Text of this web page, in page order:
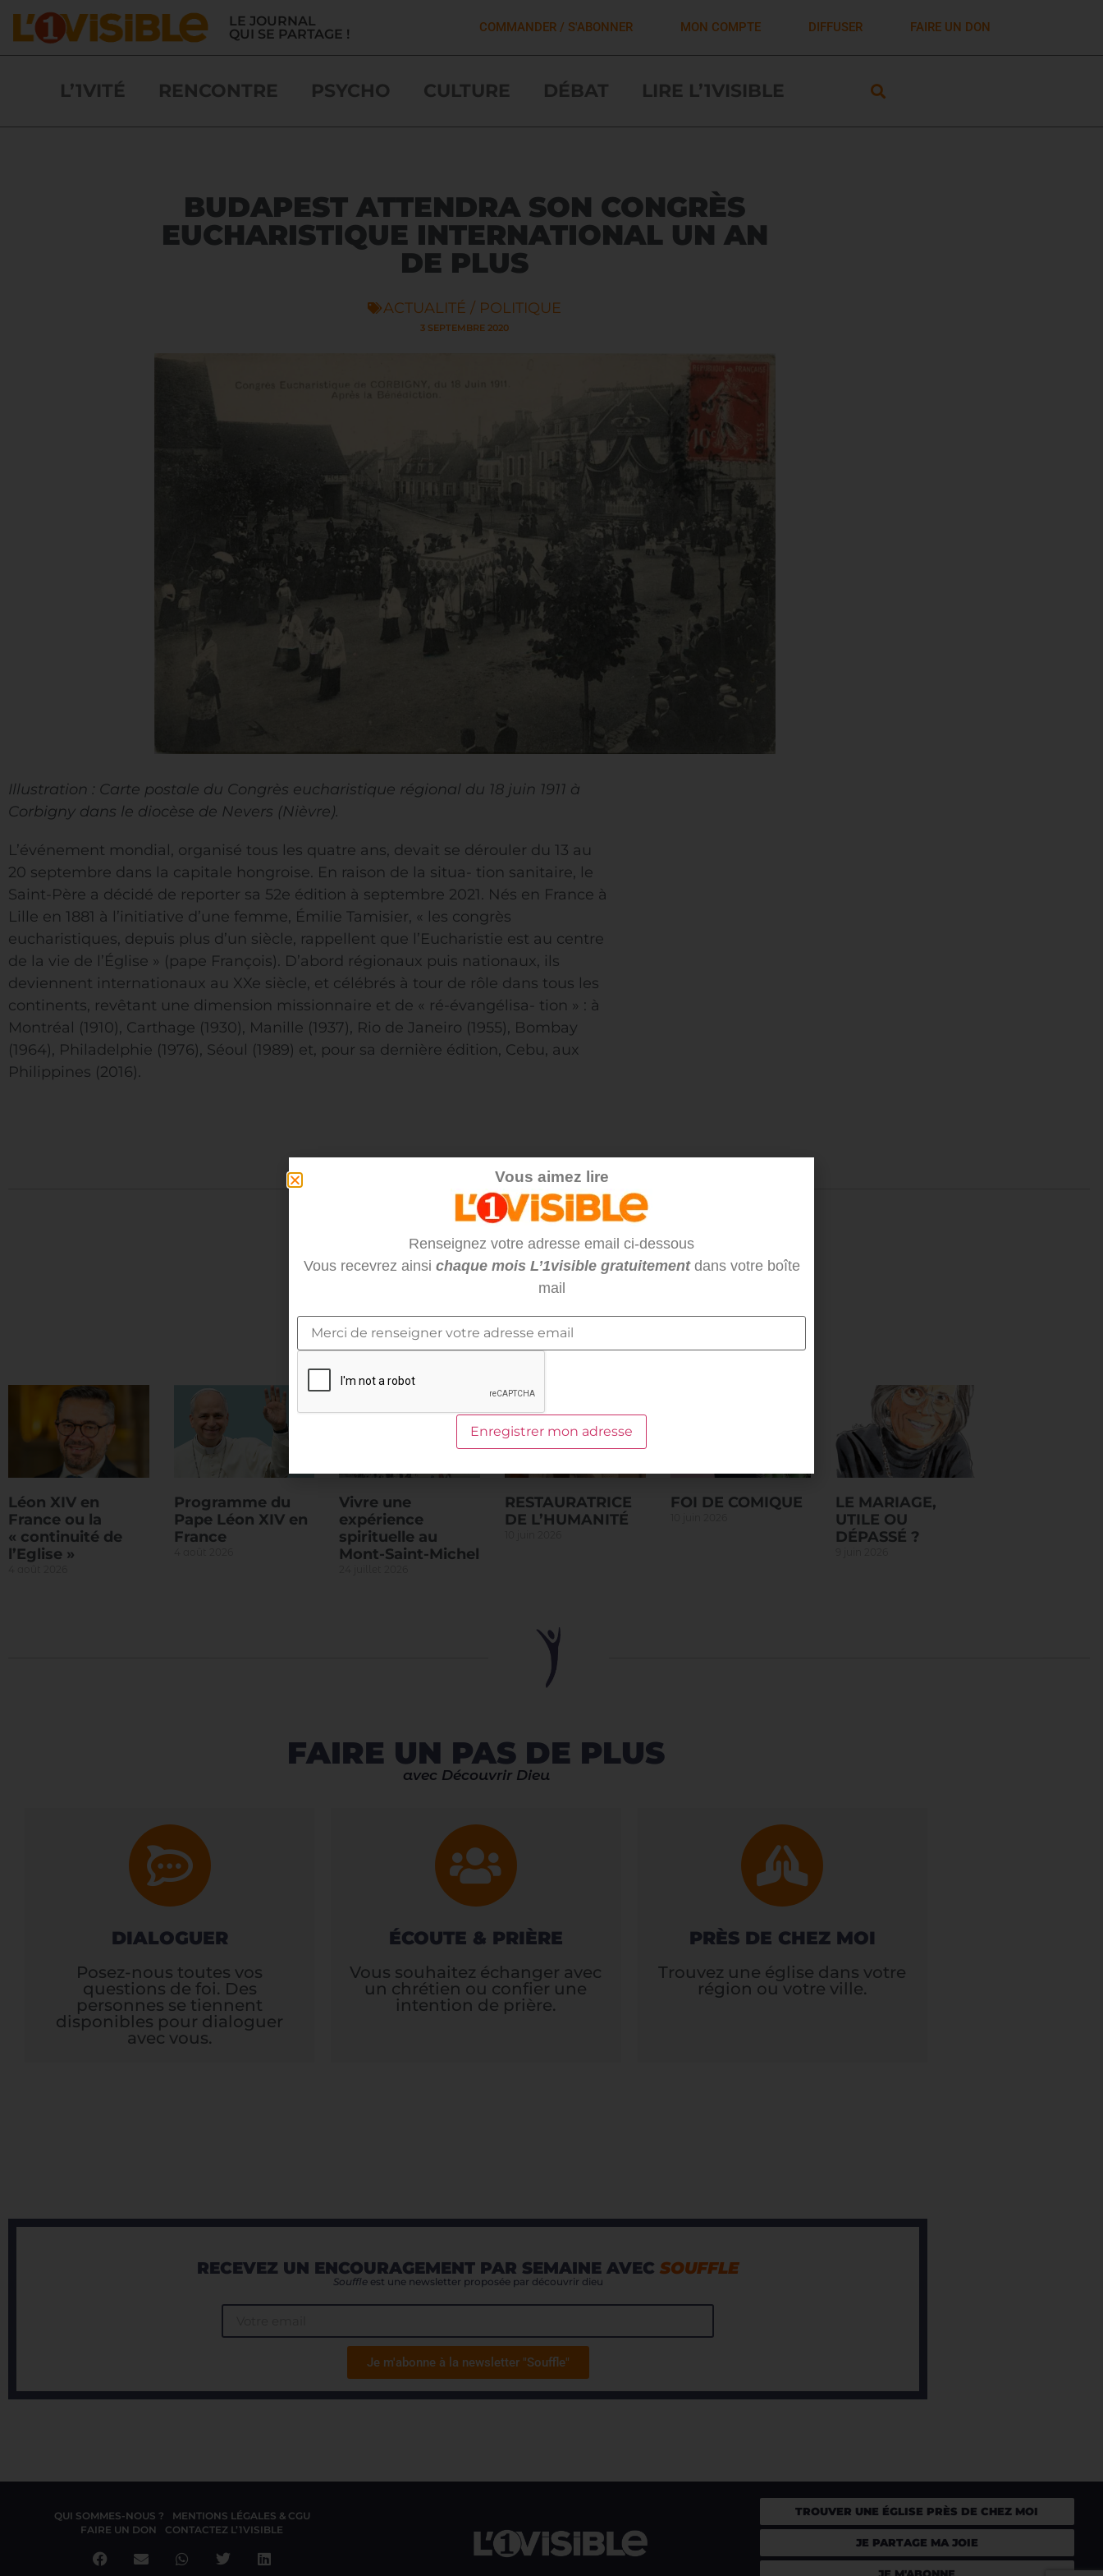
LE JOURNAL
QUI SE PARTAGE !
COMMANDER / S'ABONNER MON COMPTE DIFFUSER FAIRE UN DON
L’1VITÉ RENCONTRE PSYCHO CULTURE DÉBAT LIRE L’1VISIBLE
BUDAPEST ATTENDRA SON CONGRÈS
EUCHARISTIQUE INTERNATIONAL UN AN
DE PLUS
ACTUALITÉ / POLITIQUE
3 SEPTEMBRE 2020
Illustration : Carte postale du Congrès eucharistique régional du 18 juin 1911 à
Corbigny dans le diocèse de Nevers (Nièvre).
L’événement mondial, organisé tous les quatre ans, devait se dérouler du 13 au
20 septembre dans la capitale hongroise. En raison de la situa- tion sanitaire, le
Saint-Père a décidé de reporter sa 52e édition à septembre 2021. Nés en France à
Lille en 1881 à l’initiative d’une femme, Émilie Tamisier, « les congrès
eucharistiques, depuis plus d’un siècle, rappellent que l’Eucharistie est au centre
de la vie de l’Église » (pape François). D’abord régionaux puis nationaux, ils
deviennent internationaux au XXe siècle, et célébrés à tour de rôle dans tous les
continents, revêtant une dimension missionnaire et de « ré-évangélisa- tion » : à
Montréal (1910), Carthage (1930), Manille (1937), Rio de Janeiro (1955), Bombay
(1964), Philadelphie (1976), Séoul (1989) et, pour sa dernière édition, Cebu, aux
Philippines (2016).
À LIRE AUSSI
Léon XIV en
France ou la
« continuité de
l’Eglise »
Programme du
Pape Léon XIV en
France
Vivre une
expérience
spirituelle au
Mont-Saint-Michel
RESTAURATRICE
DE L’HUMANITÉ
FOI DE COMIQUE
LE MARIAGE,
UTILE OU
DÉPASSÉ ?
FAIRE UN PAS DE PLUS
avec Découvrir Dieu
DIALOGUER
Posez-nous toutes vos
questions de foi. Des
personnes se tiennent
disponibles pour dialoguer
avec vous.
ÉCOUTE & PRIÈRE
Vous souhaitez échanger avec
un chrétien ou confier une
intention de prière.
PRÈS DE CHEZ MOI
Trouvez une église dans votre
région ou votre ville.
RECEVEZ UN ENCOURAGEMENT PAR SEMAINE AVEC SOUFFLE
Souffleest une newsletter proposée par découvrir dieu
Je m'abonne à la newsletter "Souffle"
QUI SOMMES-NOUS ?
MENTIONS LÉGALES & CGU
FAIRE UN DON
CONTACTEZ L’1VISIBLE
TROUVER UNE ÉGLISE PRÈS DE CHEZ MOI
JE PARTAGE MA JOIE
Vous aimez lire
Renseignez votre adresse email ci-dessous
Vous recevrez ainsi chaque mois L’1visible gratuitementdans votre boîte
mail